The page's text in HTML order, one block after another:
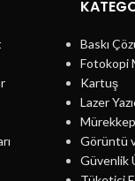
Baskı
Fotokopi
Kartuş
Lazer
Mürekkep
Görüntü
Güvenlik